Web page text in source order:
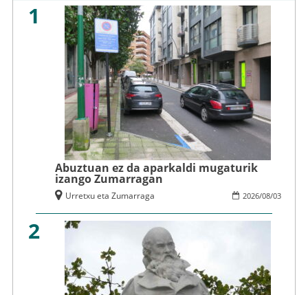
1
Abuztuan ez da aparkaldi mugaturik
izango Zumarragan
2026/08/03
Urretxu eta Zumarraga
2